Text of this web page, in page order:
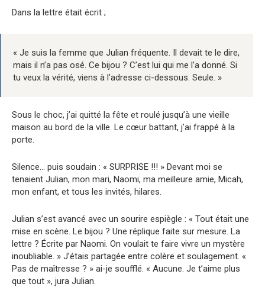
Dans la lettre était écrit ;
« Je suis la femme que Julian fréquente. Il devait te le dire,
mais il n’a pas osé. Ce bijou ? C’est lui qui me l’a donné. Si
tu veux la vérité, viens à l’adresse ci-dessous. Seule. »
Sous le choc, j’ai quitté la fête et roulé jusqu’à une vieille
maison au bord de la ville. Le cœur battant, j’ai frappé à la
porte.
Silence… puis soudain : « SURPRISE !!! » Devant moi se
tenaient Julian, mon mari, Naomi, ma meilleure amie, Micah,
mon enfant, et tous les invités, hilares.
Julian s’est avancé avec un sourire espiègle : « Tout était une
mise en scène. Le bijou ? Une réplique faite sur mesure. La
lettre ? Écrite par Naomi. On voulait te faire vivre un mystère
inoubliable. » J’étais partagée entre colère et soulagement. «
Pas de maîtresse ? » ai-je soufflé. « Aucune. Je t’aime plus
que tout », jura Julian.